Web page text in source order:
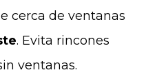
cerca de ventanas
. Evita rincones
ventanas.